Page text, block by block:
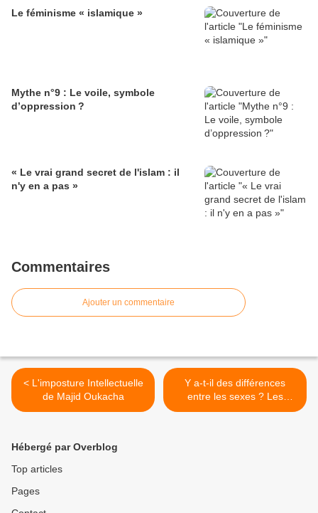
Le féminisme « islamique »
Mythe n°9 : Le voile, symbole
d’oppression ?
« Le vrai grand secret de l'islam : il
n'y en a pas »
Commentaires
Ajouter un commentaire
< L'imposture Intellectuelle
de Majid Oukacha
Y a-t-il des différences
entre les sexes ? Les
hommes et les femmes ont-
Hébergé par Overblog
Top articles
Pages